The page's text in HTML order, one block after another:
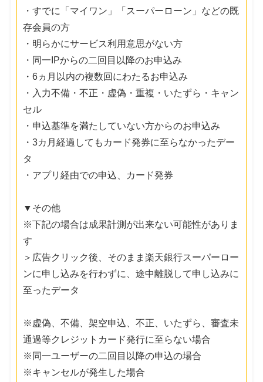
・すでに「マイワン」「スーパーローン」などの既
存会員の方
・明らかにサービス利用意思がない方
・同一IPからの二回目以降のお申込み
・6ヵ月以内の複数回にわたるお申込み
・入力不備・不正・虚偽・重複・いたずら・キャン
セル
・申込基準を満たしていない方からのお申込み
・3カ月経過してもカード発券に至らなかったデー
タ
・アプリ経由での申込、カード発券
▼その他
※下記の場合は成果計測が出来ない可能性がありま
す
＞広告クリック後、そのまま楽天銀行スーパーロー
ンに申し込みを行わずに、途中離脱して申し込みに
至ったデータ
※虚偽、不備、架空申込、不正、いたずら、審査未
通過等クレジットカード発行に至らない場合
※同一ユーザーの二回目以降の申込の場合
※キャンセルが発生した場合